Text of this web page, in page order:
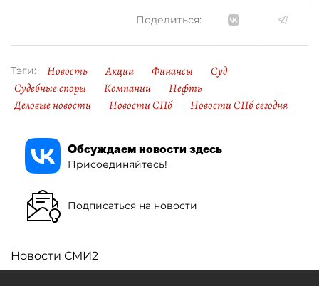
Поделиться:
Тэги: Новость Акции Финансы
Суд
Судебные споры
Компании
Нефть
Деловые новости
Новости СПб Новости СПб сегодня
Обсуждаем новости здесь
Присоединяйтесь!
Подписаться на новости
Новости СМИ2